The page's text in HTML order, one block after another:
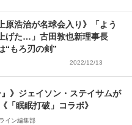
原浩治が名球会入り》「よう
げた…」古田敦也新理事長
“もろ刃の剣”
2022/12/13
』》ジェイソン・ステイサムが
「眠眠打破」コラボ》
イン編集部